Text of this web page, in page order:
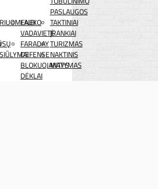
PASLAUGOS
LAUKO
VADAVIETĖ
TAKTINIAI
ĮRANKIAI
FARADAY
DEFENSE
BLOKUOJANTYS
DĖKLAI
TURIZMAS
NAKTINIS
MATYMAS